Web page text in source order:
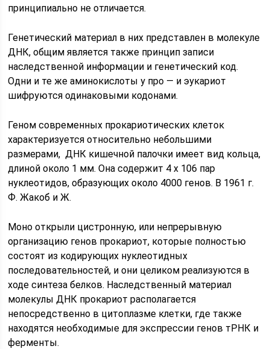
принципиально не отличается.
Генетический материал в них представлен в молекуле
ДНК, общим является также принцип записи
наследственной информации и генетический код.
Одни и те же аминокислоты у про — и эукариот
шифруются одинаковыми кодонами.
Геном современных прокариотических клеток
характеризуется относительно небольшими
размерами, ДНК кишечной палочки имеет вид кольца,
длиной около 1 мм. Она содержит 4 х 106 пар
нуклеотидов, образующих около 4000 генов. В 1961 г.
Ф. Жакоб и Ж.
Моно открыли цистронную, или непрерывную
организацию генов прокариот, которые полностью
состоят из кодирующих нуклеотидных
последовательностей, и они целиком реализуются в
ходе синтеза белков. Наследственный материал
молекулы ДНК прокариот располагается
непосредственно в цитоплазме клетки, где также
находятся необходимые для экспрессии генов тРНК и
ферменты.